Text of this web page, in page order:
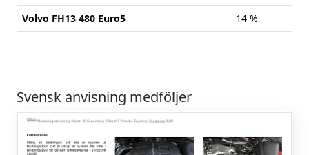
Volvo FH13 480 Euro5
14 %
Svensk anvisning medföljer